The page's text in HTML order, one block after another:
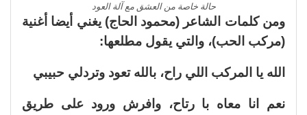
حالة خاصة من العشق مع آلة العود
ومن كلمات الشاعر (محمود الحاج) يغني أيضا أغنية
(مركب الحب)، والتي يقول مطلعها:
الله يا المركب اللي راح، بالله تعود وتردلي حبيبي
نعم انا معاه با رتاح، وافرش ورود على طريق